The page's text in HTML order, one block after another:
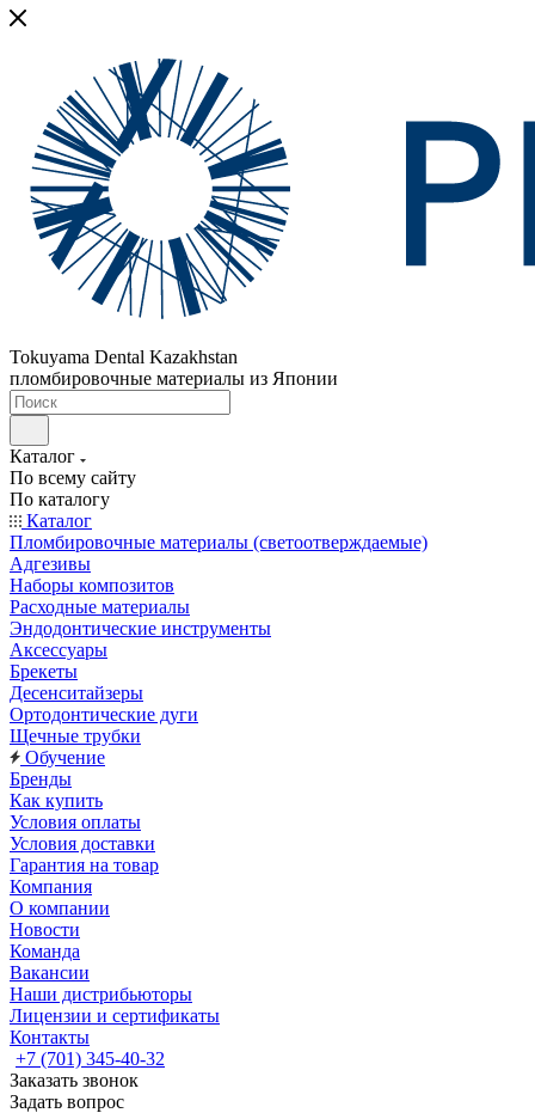
Tokuyama Dental Kazakhstan
пломбировочные материалы из Японии
Каталог
По всему сайту
По каталогу
Каталог
Пломбировочные материалы (светоотверждаемые)
Адгезивы
Наборы композитов
Расходные материалы
Эндодонтические инструменты
Аксессуары
Брекеты
Десенситайзеры
Ортодонтические дуги
Щечные трубки
Обучение
Бренды
Как купить
Условия оплаты
Условия доставки
Гарантия на товар
Компания
О компании
Новости
Команда
Вакансии
Наши дистрибьюторы
Лицензии и сертификаты
Контакты
+7 (701) 345-40-32
Заказать звонок
Задать вопрос